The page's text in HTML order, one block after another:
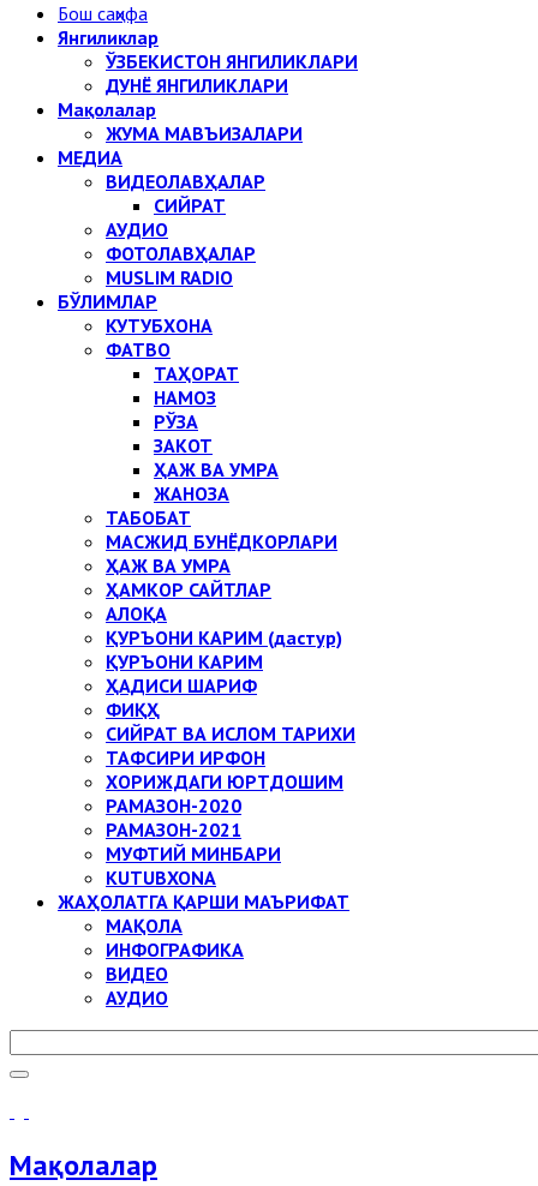
Бош саҳифа
Янгиликлар
ЎЗБЕКИСТОН ЯНГИЛИКЛАРИ
ДУНЁ ЯНГИЛИКЛАРИ
Мақолалар
ЖУМА МАВЪИЗАЛАРИ
МЕДИА
ВИДЕОЛАВҲАЛАР
СИЙРАТ
АУДИО
ФОТОЛАВҲАЛАР
MUSLIM RADIO
БЎЛИМЛАР
КУТУБХОНА
ФАТВО
ТАҲОРАТ
НАМОЗ
РЎЗА
ЗАКОТ
ҲАЖ ВА УМРА
ЖАНОЗА
ТАБОБАТ
МАСЖИД БУНЁДКОРЛАРИ
ҲАЖ ВА УМРА
ҲАМКОР САЙТЛАР
АЛОҚА
ҚУРЪОНИ КАРИМ (дастур)
ҚУРЪОНИ КАРИМ
ҲАДИСИ ШАРИФ
ФИҚҲ
СИЙРАТ ВА ИСЛОМ ТАРИХИ
ТАФСИРИ ИРФОН
ХОРИЖДАГИ ЮРТДОШИМ
РАМАЗОН-2020
РАМАЗОН-2021
МУФТИЙ МИНБАРИ
KUTUBXONA
ЖАҲОЛАТГА ҚАРШИ МАЪРИФАТ
МАҚОЛА
ИНФОГРАФИКА
ВИДЕО
АУДИО
Мақолалар